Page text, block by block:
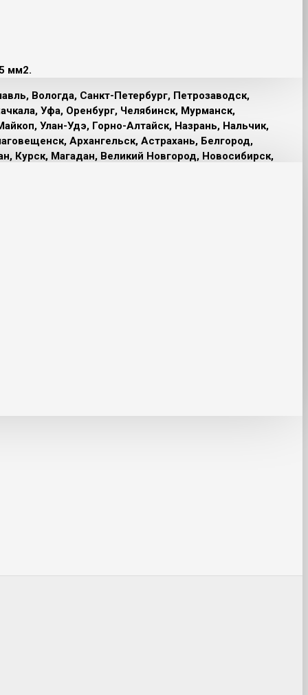
мм2.
Вологда, Санкт-Петербург, Петрозаводск,
Уфа, Оренбург, Челябинск, Мурманск,
Улан-Удэ, Горно-Алтайск, Назрань, Нальчик,
Архангельск, Астрахань, Белгород,
Курск, Магадан, Великий Новгород, Новосибирск,